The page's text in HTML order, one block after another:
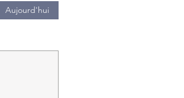
Aujourd'hui